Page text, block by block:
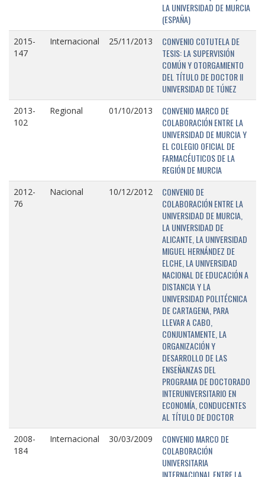
LA UNIVERSIDAD DE MURCIA
(ESPAÑA)
2015-
147
Internacional 25/11/2013
CONVENIO COTUTELA DE
TESIS: LA SUPERVISIÓN
COMÚN Y OTORGAMIENTO
DEL TÍTULO DE DOCTOR II
UNIVERSIDAD DE TÚNEZ
2013-
102
Regional 01/10/2013
CONVENIO MARCO DE
COLABORACIÓN ENTRE LA
UNIVERSIDAD DE MURCIA Y
EL COLEGIO OFICIAL DE
FARMACÉUTICOS DE LA
REGIÓN DE MURCIA
2012-
76
Nacional 10/12/2012
CONVENIO DE
COLABORACIÓN ENTRE LA
UNIVERSIDAD DE MURCIA,
LA UNIVERSIDAD DE
ALICANTE, LA UNIVERSIDAD
MIGUEL HERNÁNDEZ DE
ELCHE, LA UNIVERSIDAD
NACIONAL DE EDUCACIÓN A
DISTANCIA Y LA
UNIVERSIDAD POLITÉCNICA
DE CARTAGENA, PARA
LLEVAR A CABO,
CONJUNTAMENTE, LA
ORGANIZACIÓN Y
DESARROLLO DE LAS
ENSEÑANZAS DEL
PROGRAMA DE DOCTORADO
INTERUNIVERSITARIO EN
ECONOMÍA, CONDUCENTES
AL TÍTULO DE DOCTOR
2008-
184
Internacional 30/03/2009
CONVENIO MARCO DE
COLABORACIÓN
UNIVERSITARIA
INTERNACIONAL ENTRE LA